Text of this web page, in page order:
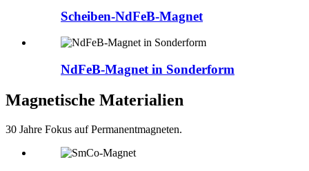
Scheiben-NdFeB-Magnet
NdFeB-Magnet in Sonderform
Magnetische Materialien
30 Jahre Fokus auf Permanentmagneten.